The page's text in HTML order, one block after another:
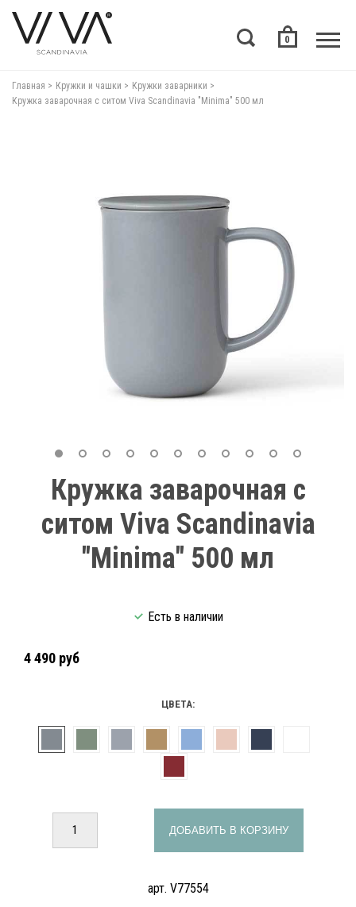
0
Главная Кружки и чашки
Кружки заварники
Кружка заварочная с ситом Viva Scandinavia "Minima" 500 мл
Кружка заварочная с
ситом Viva Scandinavia
"Minima" 500 мл
Есть в наличии
4 490 руб
ЦВЕТА:
ДОБАВИТЬ В КОРЗИНУ
арт. V77554